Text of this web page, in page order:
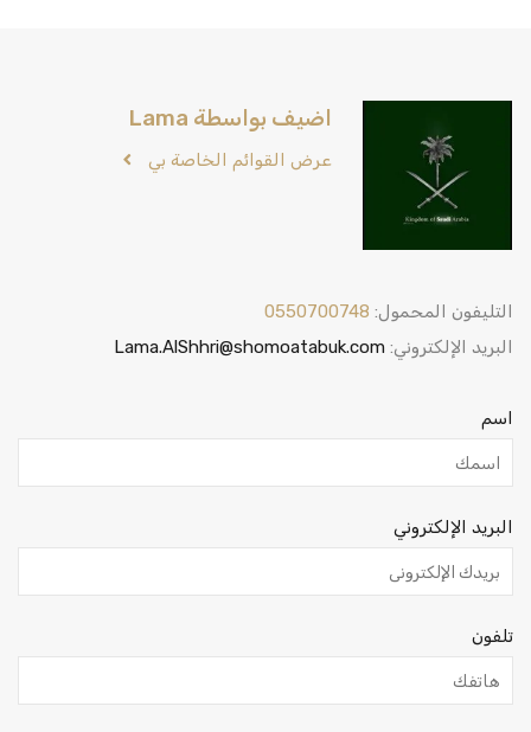
اضيف بواسطة Lama
عرض القوائم الخاصة بي
التليفون المحمول: 0550700748
البريد الإلكتروني: Lama.AlShhri@shomoatabuk.com
اسم
البريد الإلكتروني
تلفون